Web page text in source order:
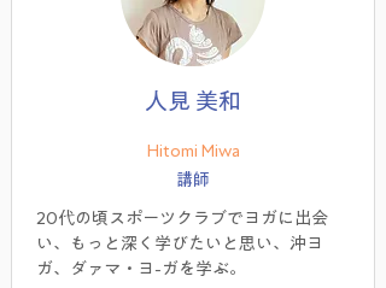
人見 美和
Hitomi Miwa
講師
20代の頃スポーツクラブでヨガに出会
い、もっと深く学びたいと思い、沖ヨ
ガ、ダァマ・ヨ-ガを学ぶ。